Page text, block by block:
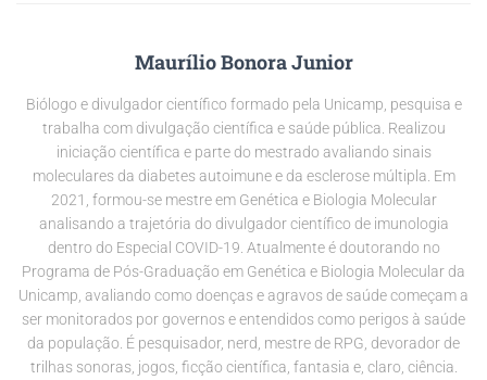
Maurílio Bonora Junior
Biólogo e divulgador científico formado pela Unicamp, pesquisa e
trabalha com divulgação científica e saúde pública. Realizou
iniciação científica e parte do mestrado avaliando sinais
moleculares da diabetes autoimune e da esclerose múltipla. Em
2021, formou-se mestre em Genética e Biologia Molecular
analisando a trajetória do divulgador científico de imunologia
dentro do Especial COVID-19. Atualmente é doutorando no
Programa de Pós-Graduação em Genética e Biologia Molecular da
Unicamp, avaliando como doenças e agravos de saúde começam a
ser monitorados por governos e entendidos como perigos à saúde
da população. É pesquisador, nerd, mestre de RPG, devorador de
trilhas sonoras, jogos, ficção científica, fantasia e, claro, ciência.